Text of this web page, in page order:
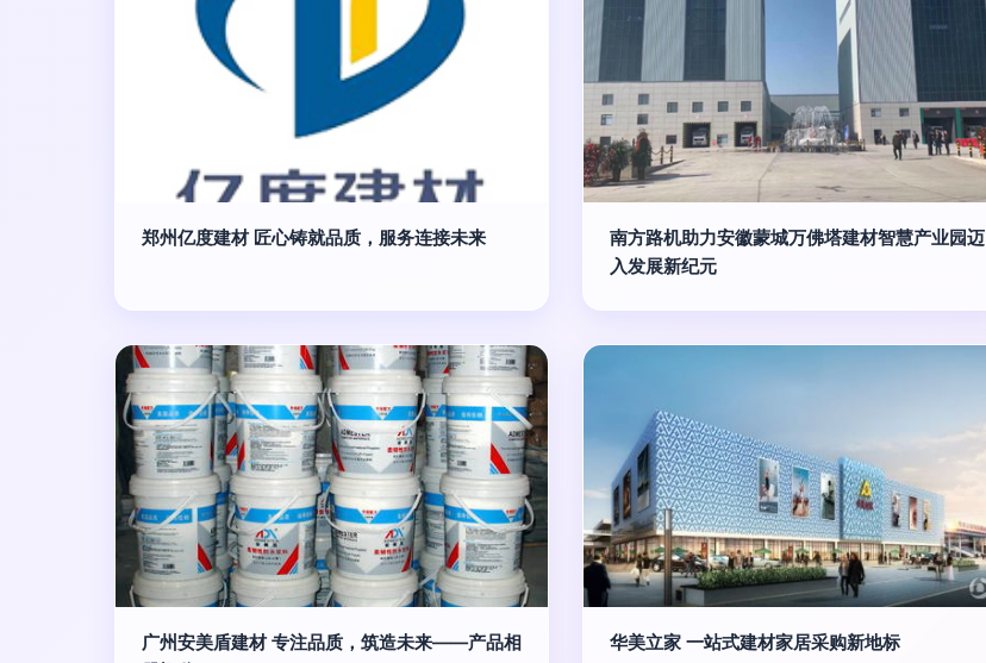
郑州亿度建材 匠心铸就品质，服务连接未来
南方路机助力安徽蒙城万佛塔建材智慧产业园迈
入发展新纪元
广州安美盾建材 专注品质，筑造未来——产品相
华美立家 一站式建材家居采购新地标